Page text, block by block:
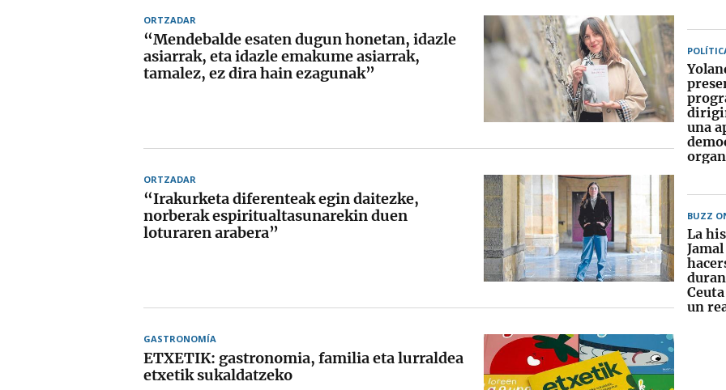
ORTZADAR
“Mendebalde esaten dugun honetan, idazle
asiarrak, eta idazle emakume asiarrak,
tamalez, ez dira hain ezagunak”
ORTZADAR
“Irakurketa diferenteak egin daitezke,
norberak espiritualtasunarekin duen
loturaren arabera”
GASTRONOMÍA
ETXETIK: gastronomia, familia eta lurraldea
etxetik sukaldatzeko
una
BUZZ
La
un